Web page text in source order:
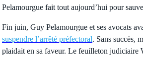
Pelamourgue fait tout aujourd’hui pour
Fin juin, Guy Pelamourgue et ses avocats
suspendre l’arrêté préfectoral. Sans succès,
plaidait en sa faveur. Le feuilleton judiciaire